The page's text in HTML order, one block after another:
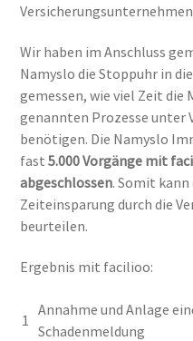
Wir haben im Anschluss
Namyslo die Stoppuhr in
gemessen, wie viel Zeit
genannten Prozesse unter
benötigen. Die Namyslo
fast5.000 Vorgänge mit
abgeschlossen. Somit
Zeiteinsparung durch die
beurteilen.
Ergebnis mit facilioo:
1
Annahme und Anlage
Schadenmeldung